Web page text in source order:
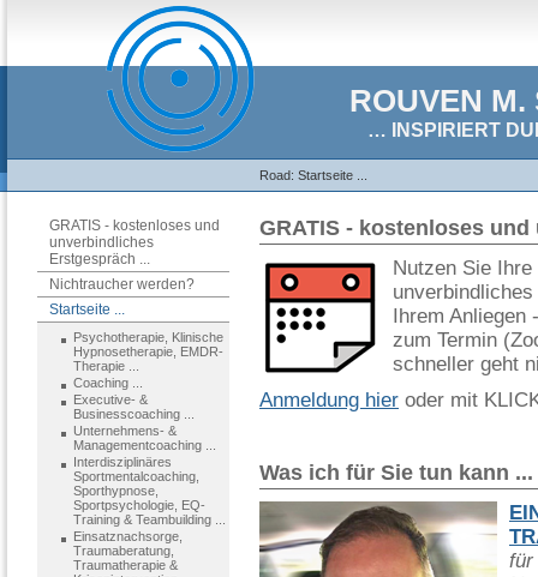
ROUVEN M.
… INSPIRIERT
Road: Startseite ...
GRATIS - kostenloses und
unverbindliches
Erstgespräch ...
Nichtraucher werden?
Startseite ...
Psychotherapie, Klinische
Hypnosetherapie, EMDR-
Therapie ...
Coaching ...
Executive- &
Businesscoaching ...
Unternehmens- &
Managementcoaching ...
Interdisziplinäres
Sportmentalcoaching,
Sporthypnose,
Sportpsychologie, EQ-
Training & Teambuilding ...
Einsatznachsorge,
Traumaberatung,
Traumatherapie &
GRATIS - kostenloses
Nutzen Sie
Ihrem Anliegen
zum Termin
schneller geht
Anmeldung hier oder mit
Was ich für Sie tun kann ...
für